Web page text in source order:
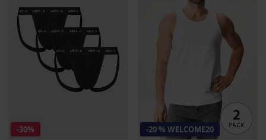
-30% -20 % WELCOME20